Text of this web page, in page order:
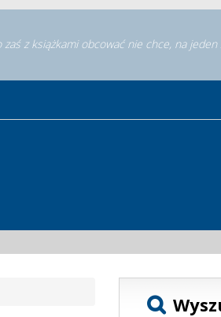
z książkami obcować nie chce, na jeden